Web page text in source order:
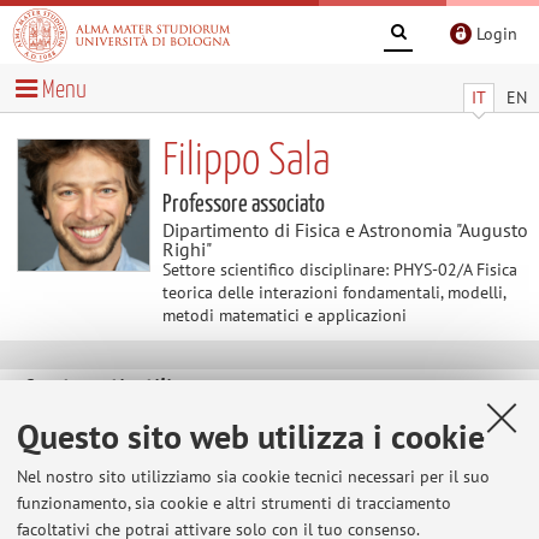
Questo sito web utilizza i cookie
Nel nostro sito utilizziamo sia cookie tecnici necessari per il suo
funzionamento, sia cookie e altri strumenti di tracciamento
facoltativi che potrai attivare solo con il tuo consenso.
Login
IT EN
Menu
Filippo Sala
Professore associato
Dipartimento di Fisica e Astronomia "Augusto
Righi"
Settore scientifico disciplinare: PHYS-02/A Fisica
teorica delle interazioni fondamentali, modelli,
metodi matematici e applicazioni
Home>Contenuti utili > Astroparticle meetings
Astroparticle meetings
Every other week in the early afternoon we meet to quickly